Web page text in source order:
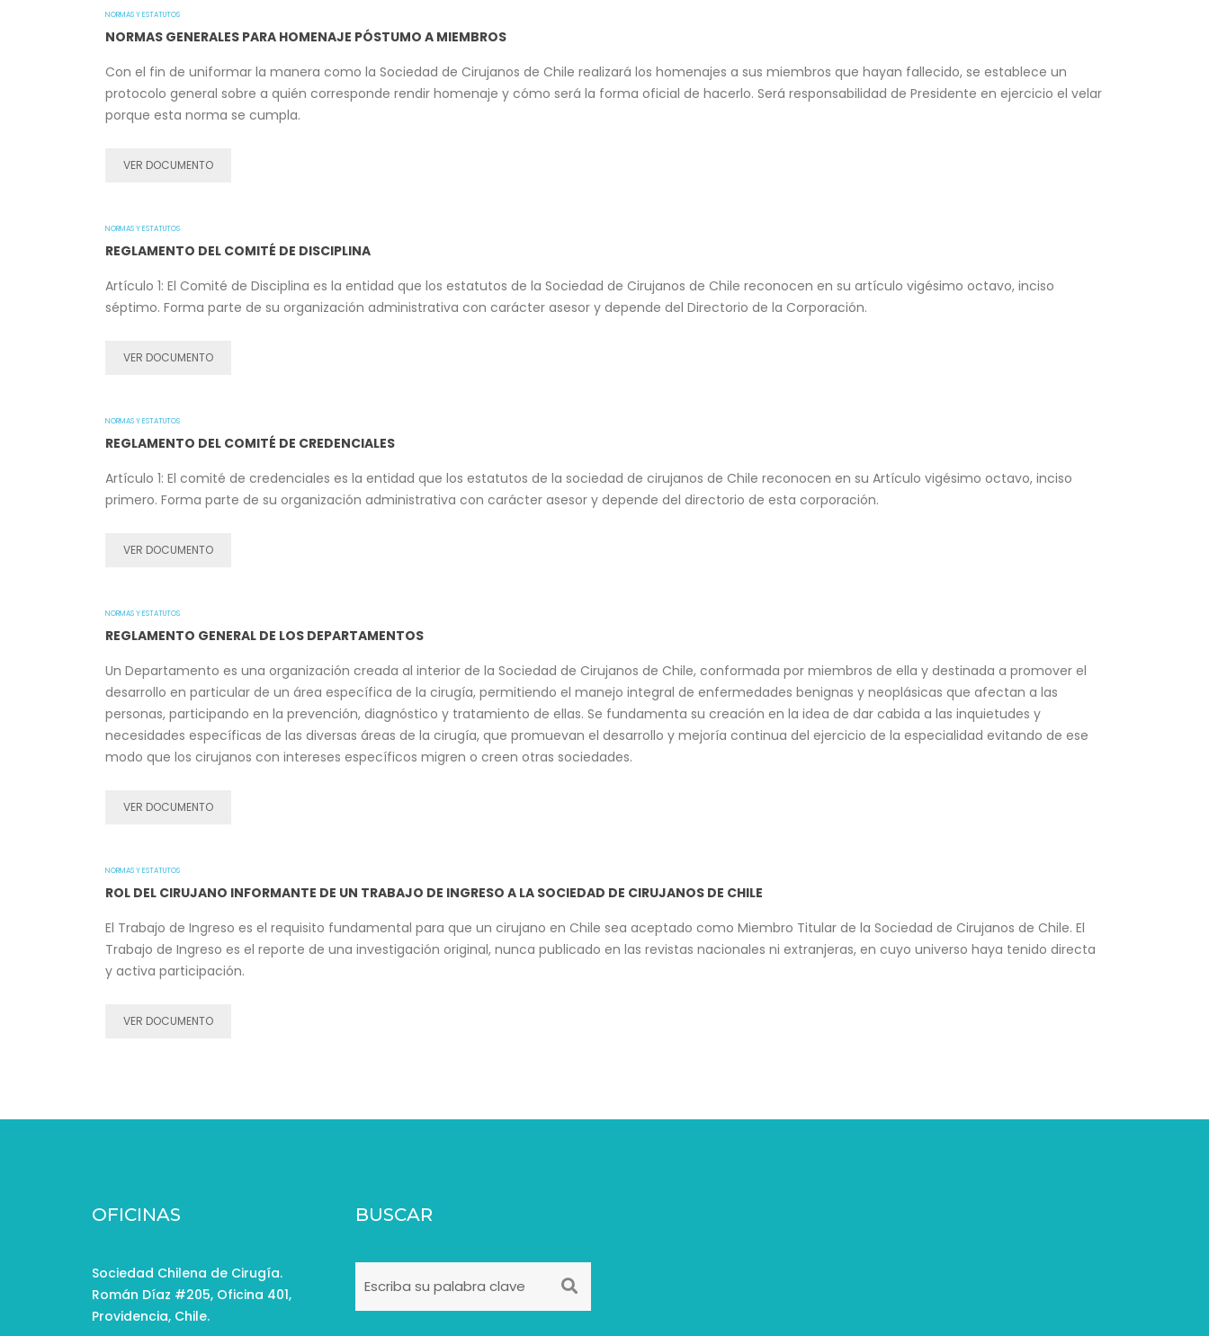
NORMAS Y ESTATUTOS
NORMAS GENERALES PARA HOMENAJE PÓSTUMO A MIEMBROS
Con el fin de uniformar la manera como la Sociedad de Cirujanos de Chile realizará los homenajes a sus miembros que hayan fallecido, se establece un
protocolo general sobre a quién corresponde rendir homenaje y cómo será la forma oficial de hacerlo. Será responsabilidad de Presidente en ejercicio el velar
porque esta norma se cumpla.
VER DOCUMENTO
NORMAS Y ESTATUTOS
REGLAMENTO DEL COMITÉ DE DISCIPLINA
Artículo 1: El Comité de Disciplina es la entidad que los estatutos de la Sociedad de Cirujanos de Chile reconocen en su artículo vigésimo octavo, inciso
séptimo. Forma parte de su organización administrativa con carácter asesor y depende del Directorio de la Corporación.
VER DOCUMENTO
NORMAS Y ESTATUTOS
REGLAMENTO DEL COMITÉ DE CREDENCIALES
Artículo 1: El comité de credenciales es la entidad que los estatutos de la sociedad de cirujanos de Chile reconocen en su Artículo vigésimo octavo, inciso
primero. Forma parte de su organización administrativa con carácter asesor y depende del directorio de esta corporación.
VER DOCUMENTO
NORMAS Y ESTATUTOS
REGLAMENTO GENERAL DE LOS DEPARTAMENTOS
Un Departamento es una organización creada al interior de la Sociedad de Cirujanos de Chile, conformada por miembros de ella y destinada a promover el
desarrollo en particular de un área específica de la cirugía, permitiendo el manejo integral de enfermedades benignas y neoplásicas que afectan a las
personas, participando en la prevención, diagnóstico y tratamiento de ellas. Se fundamenta su creación en la idea de dar cabida a las inquietudes y
necesidades específicas de las diversas áreas de la cirugía, que promuevan el desarrollo y mejoría continua del ejercicio de la especialidad evitando de ese
modo que los cirujanos con intereses específicos migren o creen otras sociedades.
VER DOCUMENTO
NORMAS Y ESTATUTOS
ROL DEL CIRUJANO INFORMANTE DE UN TRABAJO DE INGRESO A LA SOCIEDAD DE CIRUJANOS DE CHILE
El Trabajo de Ingreso es el requisito fundamental para que un cirujano en Chile sea aceptado como Miembro Titular de la Sociedad de Cirujanos de Chile. El
Trabajo de Ingreso es el reporte de una investigación original, nunca publicado en las revistas nacionales ni extranjeras, en cuyo universo haya tenido directa
y activa participación.
VER DOCUMENTO
OFICINAS
Sociedad Chilena de Cirugía.
Román Díaz #205, Oficina 401,
Providencia, Chile.
BUSCAR